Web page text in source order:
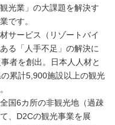
光業」の大課題を解決す
です。
サービス（リゾートバイ
る「人手不足」の解決に
者を創出。日本人人材と
累計5,900施設以上の観光
国6カ所の非観光地（過疎
、D2Cの観光事業を展